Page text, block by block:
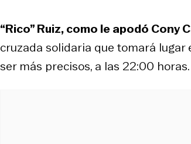
“Rico” Ruiz, como le apodó Cony
cruzada solidaria que tomará lugar
ser más precisos, a las 22:00 horas.